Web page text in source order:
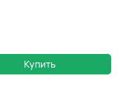
Купить